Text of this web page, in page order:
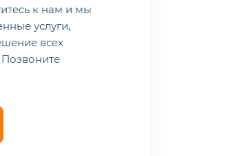
к нам и мы
услуги,
всех